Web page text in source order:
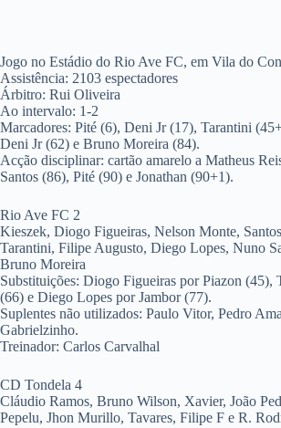
Jogo no Estádio do Rio Ave FC, em Vila do
Assistência: 2103 espectadores
Árbitro: Rui Oliveira
Ao intervalo: 1-2
Marcadores: Pité (6), Deni Jr (17), Tarantini
Deni Jr (62) e Bruno Moreira (84).
Acção disciplinar: cartão amarelo a Matheus
Santos (86), Pité (90) e Jonathan (90+1).
Rio Ave FC 2
Kieszek, Diogo Figueiras, Nelson Monte,
Tarantini, Filipe Augusto, Diego Lopes, Nuno
Bruno Moreira
Substituições: Diogo Figueiras por Piazon (45),
(66) e Diego Lopes por Jambor (77).
Suplentes não utilizados: Paulo Vitor, Pedro
Gabrielzinho.
Treinador: Carlos Carvalhal
CD Tondela 4
Cláudio Ramos, Bruno Wilson, Xavier, João
Pepelu, Jhon Murillo, Tavares, Filipe F e R.